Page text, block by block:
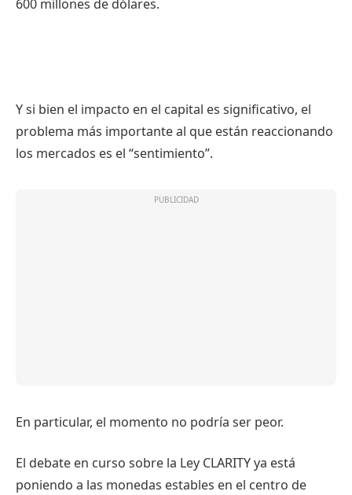
600 millones de dólares.
Y si bien el impacto en el capital es significativo, el
problema más importante al que están reaccionando
los mercados es el “sentimiento”.
En particular, el momento no podría ser peor.
El debate en curso sobre la Ley CLARITY ya está
poniendo a las monedas estables en el centro de